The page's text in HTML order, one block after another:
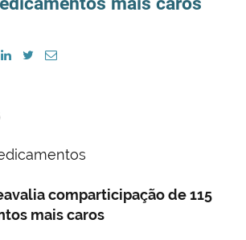
comparticipação de 115
mais caros